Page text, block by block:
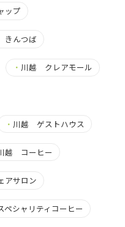
ップ
んつば
・ 川越 クレアモール
・ 川越 ゲストハウス
越 コーヒー
サロン
シャリティコーヒー